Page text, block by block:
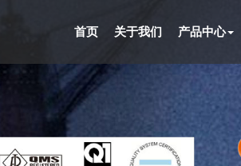
首页 关于我们 产品中心